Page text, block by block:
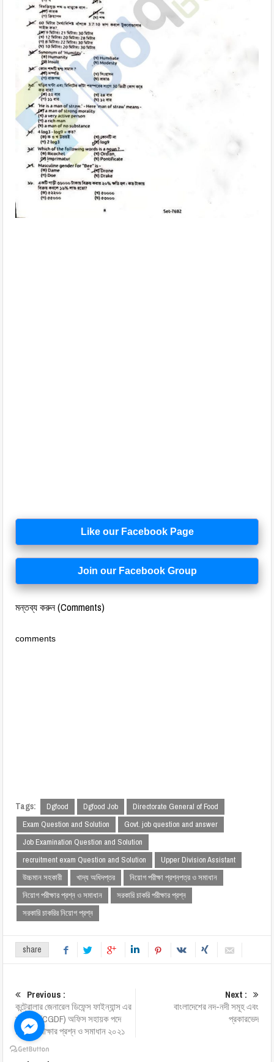
Like our Facebook Page
Join our Facebook Group
মন্তব্য করুন (Comments)
comments
Tags: Dgfood Dgfood Job
Directorate General of Food
Exam Question and Solution
Govt. job question and answer
Job Examination Question and Solution
recruitment exam Question and Solution
Upper Division Assistant
উচ্চমান সহকারী
খাদ্য অধিদপ্তর
নিয়োগ পরীক্ষা প্রশ্নপত্র ও সমাধান
নিয়োগ পরীক্ষার প্রশ্ন ও সমাধান
সরকারি চাকরি পরীক্ষার প্রশ্ন
সরকারি চাকরির নিয়োগ প্রশ্ন
share
Previous :
কন্ট্রোলার জেনারেল ডিফেন্স ফাইন্যান্স এর
কার্যালয় (CGDF) অফিস সহায়ক পদে
নিয়োগ পরীক্ষার প্রশ্ন ও সমাধান ২০২১
Next :
বাংলাদেশের নদ-নদী সমূহ এবং
প্রকারভেদ